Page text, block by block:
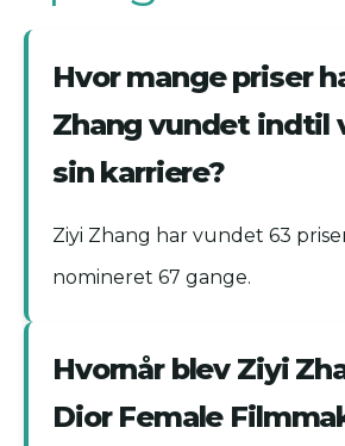
Hvor mange priser
Zhang vundet indtil
sin karriere?
Ziyi Zhang har vundet 63
nomineret 67 gange.
Hvornår blev Ziyi
Dior Female